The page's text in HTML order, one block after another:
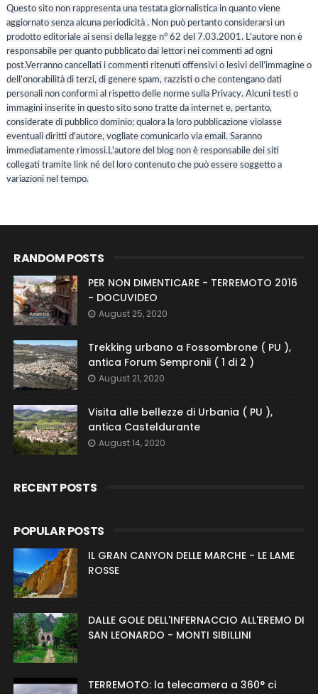
Questo sito non rappresenta una testata giornalistica in quanto viene
aggiornato senza alcuna periodicità . Non può pertanto considerarsi un
prodotto editoriale ai sensi della legge n° 62 del 7.03.2001. L'autore non è
responsabile per quanto pubblicato dai lettori nei commenti ad ogni
post.Verranno cancellati i commenti ritenuti offensivi o lesivi dell’immagine o
dell’onorabilità di terzi, di genere spam, razzisti o che contengano dati
personali non conformi al rispetto delle norme sulla Privacy. Alcuni testi o
immagini inserite in questo sito sono tratte da internet e, pertanto,
considerate di pubblico dominio; qualora la loro pubblicazione violasse
eventuali diritti d'autore, vogliate comunicarlo via email. Saranno
immediatamente rimossi.L'autore del blog non è responsabile dei siti
collegati tramite link né del loro contenuto che può essere soggetto a
variazioni nel tempo.
RANDOM POSTS
PER NON DIMENTICARE - TERREMOTO 2016
- DOCUVIDEO
August 25, 2020
Trekking urbano a Fossombrone ( PU ),
antica Forum Sempronii ( 1 di 2 )
August 21, 2020
Visita alle bellezze di Urbania ( PU ),
antica Casteldurante
August 14, 2020
RECENT POSTS
POPULAR POSTS
IL GRAN CANYON DELLE MARCHE - LE LAME
ROSSE
DALLE GOLE DELL'INFERNACCIO ALL'EREMO DI
SAN LEONARDO - MONTI SIBILLINI
TERREMOTO: la telecamera a 360° ci